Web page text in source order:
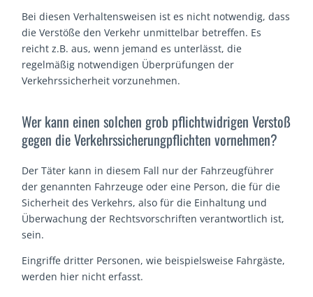
Bei diesen Verhaltensweisen ist es nicht notwendig, dass
die Verstöße den Verkehr unmittelbar betreffen. Es
reicht z.B. aus, wenn jemand es unterlässt, die
regelmäßig notwendigen Überprüfungen der
Verkehrssicherheit vorzunehmen.
Wer kann einen solchen grob pflichtwidrigen Verstoß
gegen die Verkehrssicherungpflichten vornehmen?
Der Täter kann in diesem Fall nur der Fahrzeugführer
der genannten Fahrzeuge oder eine Person, die für die
Sicherheit des Verkehrs, also für die Einhaltung und
Überwachung der Rechtsvorschriften verantwortlich ist,
sein.
Eingriffe dritter Personen, wie beispielsweise Fahrgäste,
werden hier nicht erfasst.